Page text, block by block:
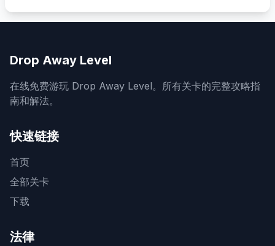
Drop Away Level
在线免费游玩 Drop Away Level。所有关卡的完整攻略指
南和解法。
快速链接
首页
全部关卡
下载
法律